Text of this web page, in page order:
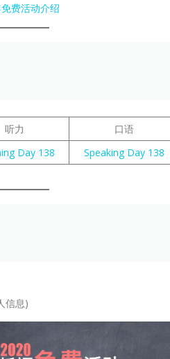
费活动介绍
听力 口语
Day 138 Speaking Day 138
信息)